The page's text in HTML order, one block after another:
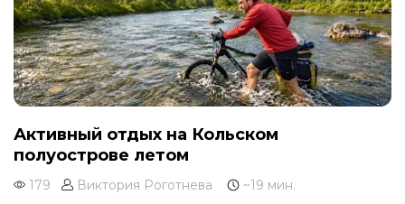
Активный отдых на Кольском
полуострове летом
179 Виктория Роготнева ~19 мин.